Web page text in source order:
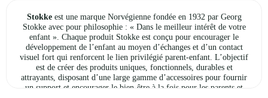
Stokkeest une marque Norvégienne fondée en 1932 par Georg
Stokke avec pour philosophie : « Dans le meilleur intérêt de votre
enfant ». Chaque produit Stokke est conçu pour encourager le
développement de l’enfant au moyen d’échanges et d’un contact
visuel fort qui renforcent le lien privilégié parent‐enfant. L’objectif
est de créer des produits uniques, fonctionnels, durables et
attrayants, disposant d’une large gamme d’accessoires pour fournir
un support et encourager le bien‐être à la fois pour les parents et